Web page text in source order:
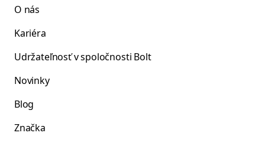
O nás
Kariéra
Udržateľnosť v spoločnosti Bolt
Novinky
Blog
Značka